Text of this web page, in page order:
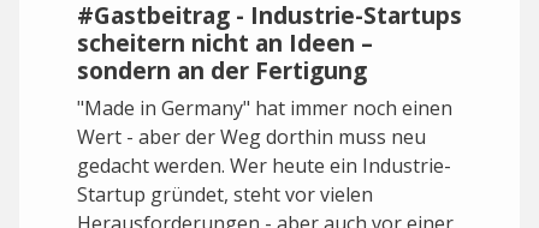
#Gastbeitrag - Industrie-Startups
scheitern nicht an Ideen –
sondern an der Fertigung
"Made in Germany" hat immer noch einen
Wert - aber der Weg dorthin muss neu
gedacht werden. Wer heute ein Industrie-
Startup gründet, steht vor vielen